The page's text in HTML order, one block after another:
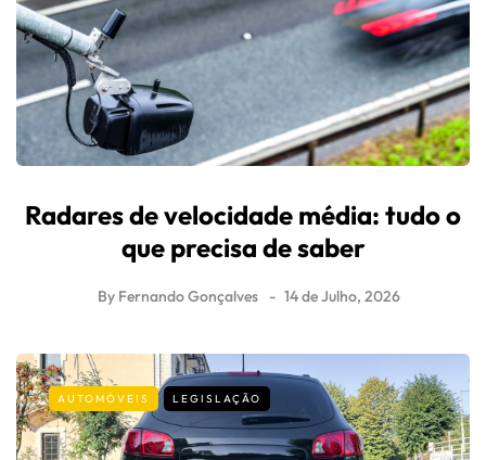
Radares de velocidade média: tudo o
que precisa de saber
By Fernando Gonçalves 14 de Julho, 2026
AUTOMÓVEIS LEGISLAÇÃO